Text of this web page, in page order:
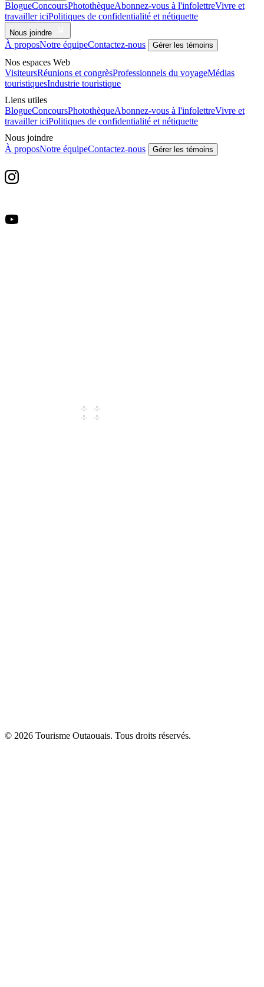
BlogueConcoursPhotothèqueAbonnez-vous à l'infolettreVivre et
travailler iciPolitiques de confidentialité et nétiquette
Nous joindre
À proposNotre équipeContactez-nous Gérer les témoins
Nos espaces Web
VisiteursRéunions et congrèsProfessionnels du voyageMédias
touristiquesIndustrie touristique
Liens utiles
BlogueConcoursPhotothèqueAbonnez-vous à l'infolettreVivre et
travailler iciPolitiques de confidentialité et nétiquette
Nous joindre
À proposNotre équipeContactez-nous Gérer les témoins
© 2026 Tourisme Outaouais. Tous droits réservés.